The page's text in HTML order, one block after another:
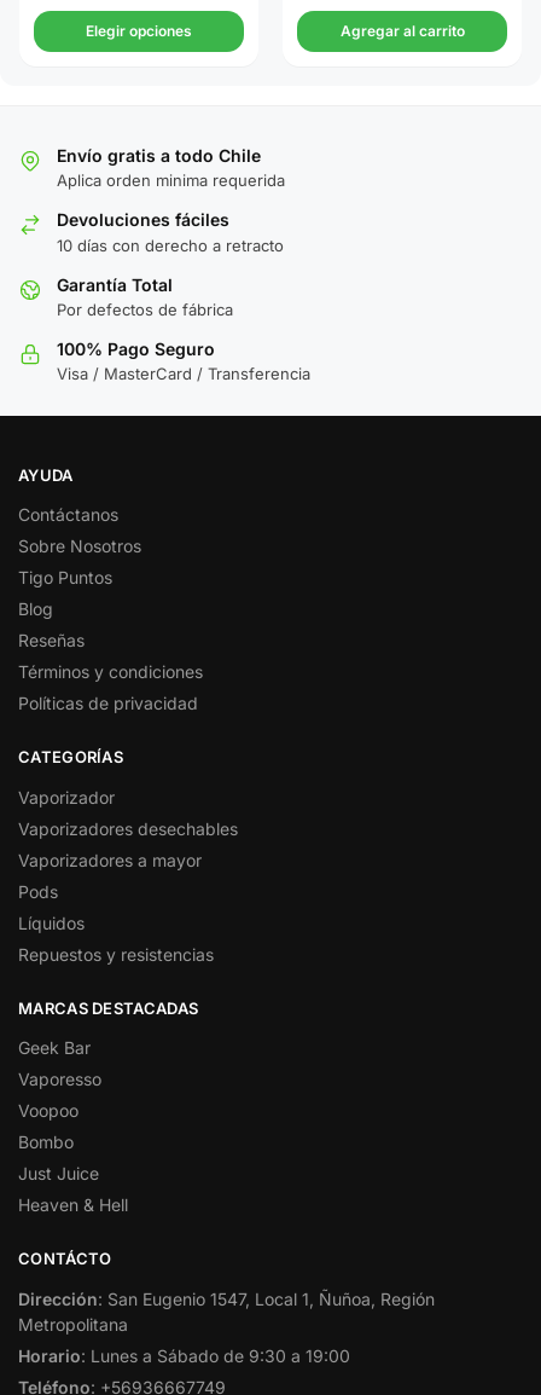
Elegir opciones Agregar al carrito
Envío gratis a todo Chile
Aplica orden minima requerida
Devoluciones fáciles
10 días con derecho a retracto
Garantía Total
Por defectos de fábrica
100% Pago Seguro
Visa / MasterCard / Transferencia
AYUDA
Contáctanos
Sobre Nosotros
Tigo Puntos
Blog
Reseñas
Términos y condiciones
Políticas de privacidad
CATEGORÍAS
Vaporizador
Vaporizadores desechables
Vaporizadores a mayor
Pods
Líquidos
Repuestos y resistencias
MARCAS DESTACADAS
Geek Bar
Vaporesso
Voopoo
Bombo
Just Juice
Heaven & Hell
CONTÁCTO
Dirección: San Eugenio 1547, Local 1, Ñuñoa, Región
Metropolitana
Horario: Lunes a Sábado de 9:30 a 19:00
Teléfono: +56936667749